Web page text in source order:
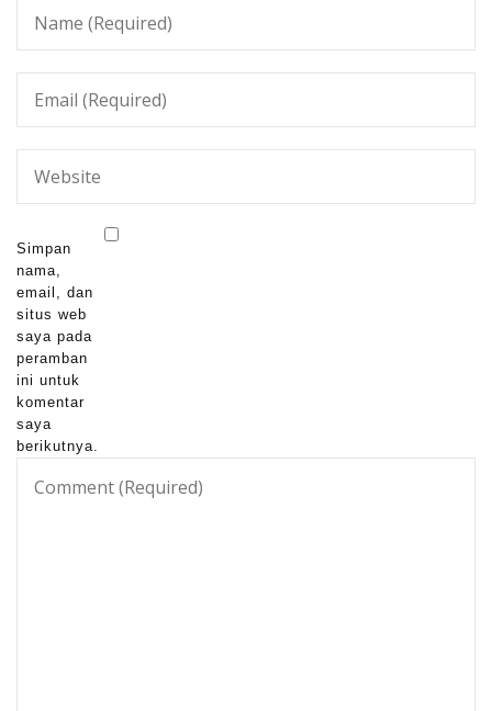
Simpan
nama,
email, dan
situs web
saya pada
peramban
ini untuk
komentar
saya
berikutnya.